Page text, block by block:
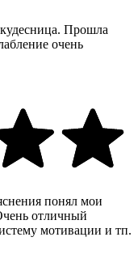
Прошла
очень
понял мои
отличный
мотивации и тп.